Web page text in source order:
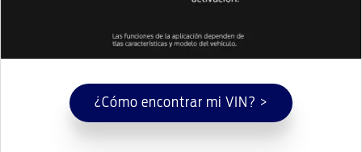
¿Cómo encontrar mi VIN? >